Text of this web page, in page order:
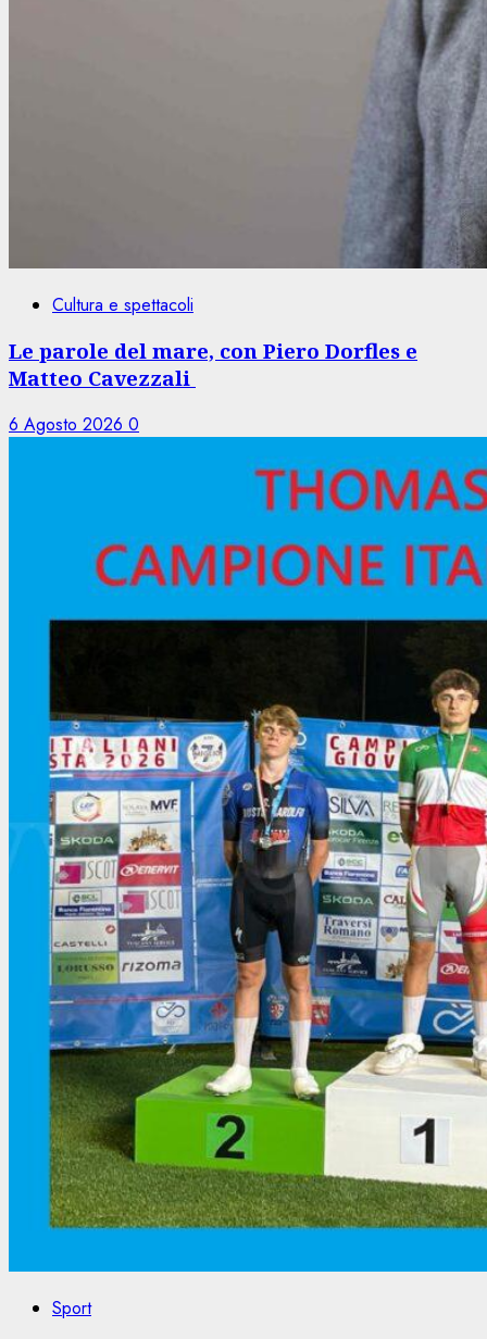
Cultura e spettacoli
Le parole del mare, con Piero Dorfles e
Matteo Cavezzali
6 Agosto 2026 0
Sport